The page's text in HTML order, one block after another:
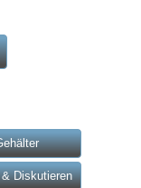
Diskutieren